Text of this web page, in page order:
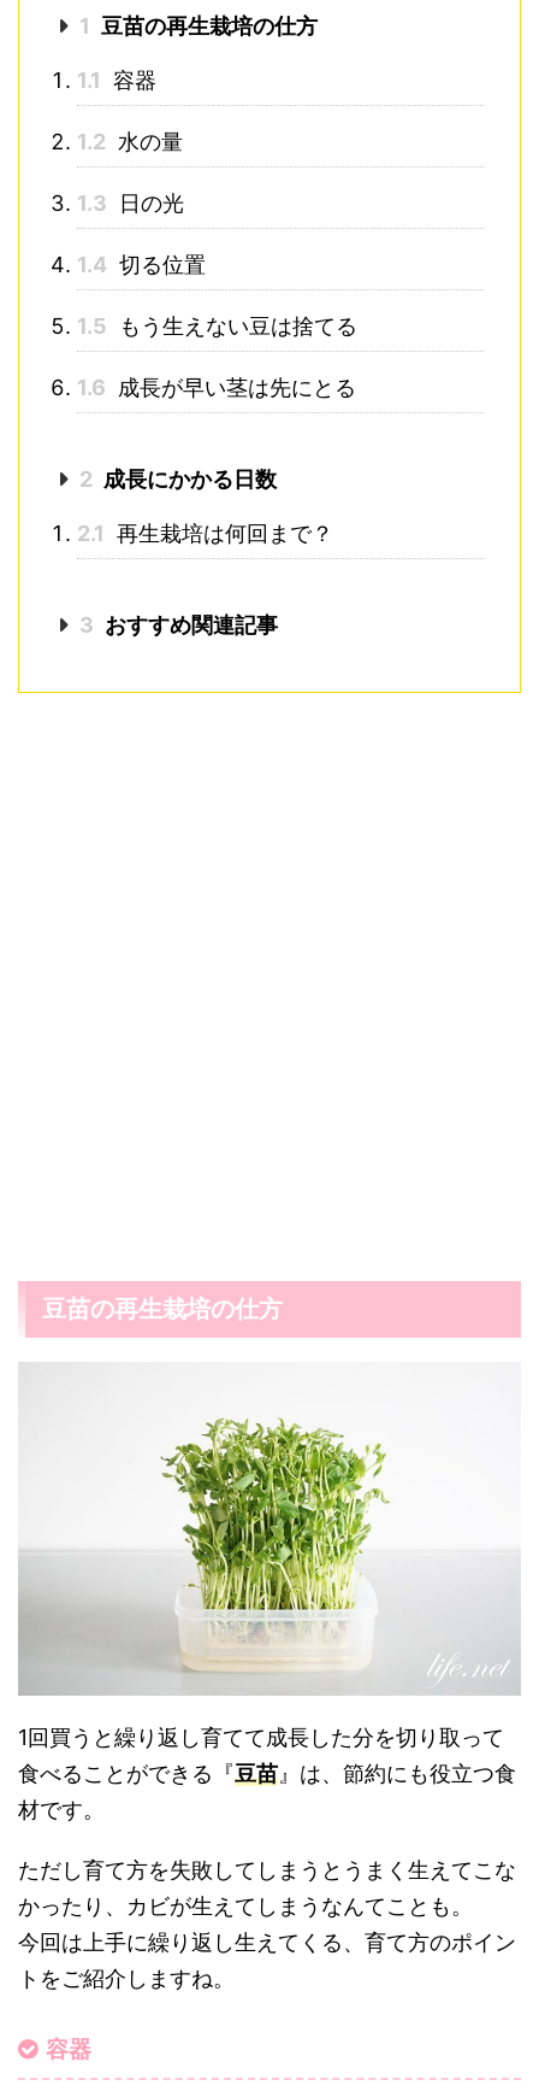
1 豆苗の再生栽培の仕方
1.1 容器
1.2 水の量
1.3 日の光
1.4 切る位置
1.5 もう生えない豆は捨てる
1.6 成長が早い茎は先にとる
2 成長にかかる日数
2.1 再生栽培は何回まで？
3 おすすめ関連記事
豆苗の再生栽培の仕方
1回買うと繰り返し育てて成長した分を切り取って
食べることができる『豆苗』は、節約にも役立つ食
材です。
ただし育て方を失敗してしまうとうまく生えてこな
かったり、カビが生えてしまうなんてことも。
今回は上手に繰り返し生えてくる、育て方のポイン
トをご紹介しますね。
容器